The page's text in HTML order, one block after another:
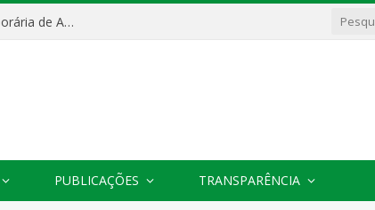
Processo Seletivo nº 001/2025 para Contratação Temporária de Agentes Comunitários de Saúde (ACS)
PUBLICAÇÕES TRANSPARÊNCIA